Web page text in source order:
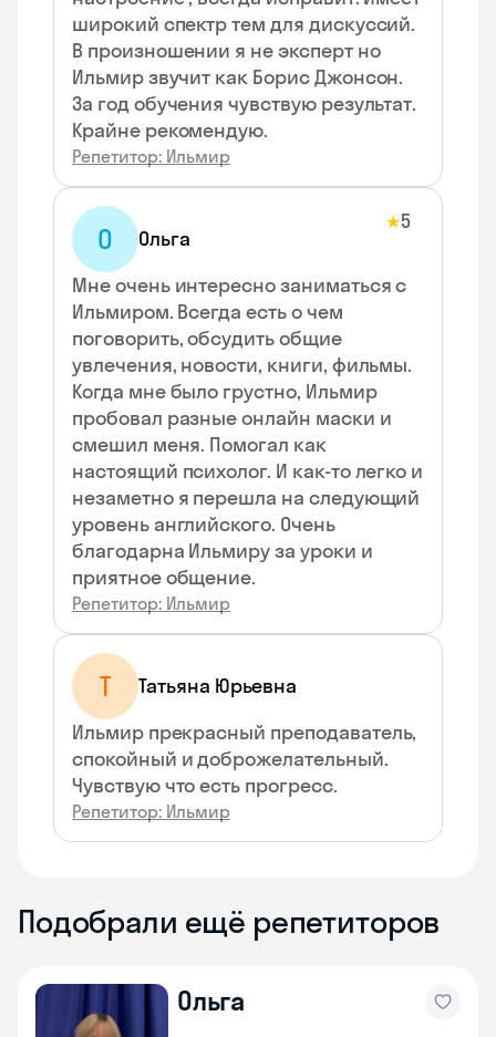
широкий спектр тем для дискуссий.
В произношении я не эксперт но
Ильмир звучит как Борис Джонсон.
За год обучения чувствую результат.
Крайне рекомендую.
Репетитор: Ильмир
О Ольга
★5
Мне очень интересно заниматься с
Ильмиром. Всегда есть о чем
поговорить, обсудить общие
увлечения, новости, книги, фильмы.
Когда мне было грустно, Ильмир
пробовал разные онлайн маски и
смешил меня. Помогал как
настоящий психолог. И как-то легко и
незаметно я перешла на следующий
уровень английского. Очень
благодарна Ильмиру за уроки и
приятное общение.
Репетитор: Ильмир
Т
Татьяна Юрьевна
Ильмир прекрасный преподаватель,
спокойный и доброжелательный.
Чувствую что есть прогресс.
Репетитор: Ильмир
Подобрали ещё репетиторов
Ольга